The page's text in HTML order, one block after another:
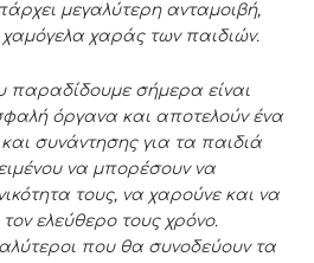
μεγαλύτερη ανταμοιβή,
χαράς των παιδιών.
παραδίδουμε σήμερα είναι
όργανα και αποτελούν ένα
συνάντησης για τα παιδιά
να μπορέσουν να
τους, να χαρούνε και να
ελεύθερο τους χρόνο.
που θα συνοδεύουν τα